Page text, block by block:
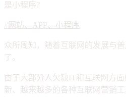
是小程序?
#网站、APP、小程序
众所周知，随着互联网的发展与
了。
由于大部分人欠缺IT和互联网方
新、越来越多的各种互联网营销